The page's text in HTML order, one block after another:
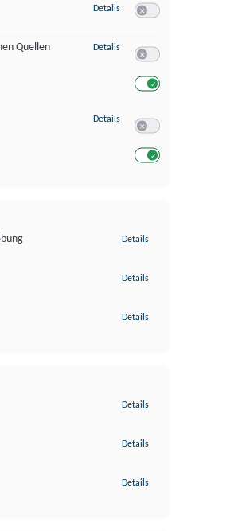
Details zu Messung der Performance
Quellen
Details zu Analyse von Zielgruppen
Details zu Entwicklung und
Details
Details
Details
Details
Details
Details